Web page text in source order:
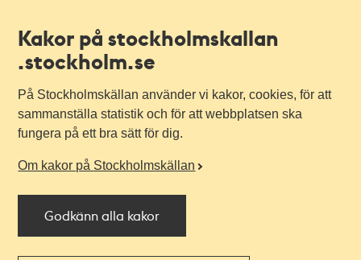
Kakor på stockholmskallan
.stockholm.se
På Stockholmskällan använder vi kakor, cookies, för att
sammanställa statistik och för att webbplatsen ska
fungera på ett bra sätt för dig.
Om kakor på Stockholmskällan
Godkänn alla kakor